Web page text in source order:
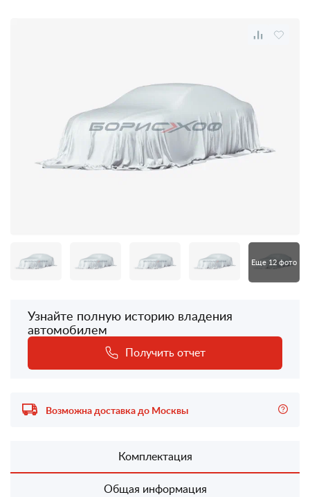
Еще 12 фото
Узнайте полную историю владения
автомобилем
Получить отчет
Возможна доставка до Москвы
Комплектация
Общая информация